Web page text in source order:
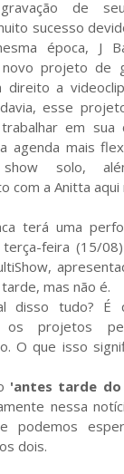
de
sucesso
época, J
projeto de
direito a
esse
em sua
agenda mais
solo,
com a Anitta aqui
terá uma
feira (15/
mas não é.
disso tudo? É
os projetos
O que isso
'antes tarde do
nessa
podemos
dois.